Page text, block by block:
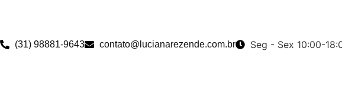
(31) 98881-9643
contato@lucianarezende.com.br Seg - Sex 10:00-